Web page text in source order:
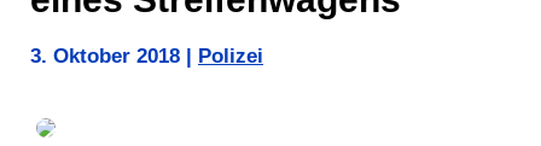
3. Oktober 2018 Polizei